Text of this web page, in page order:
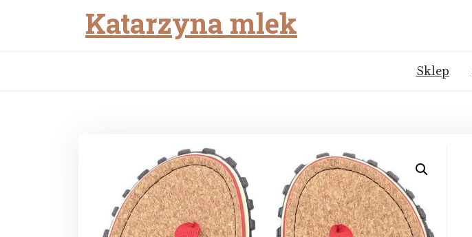
Katarzyna mlek
Sklep